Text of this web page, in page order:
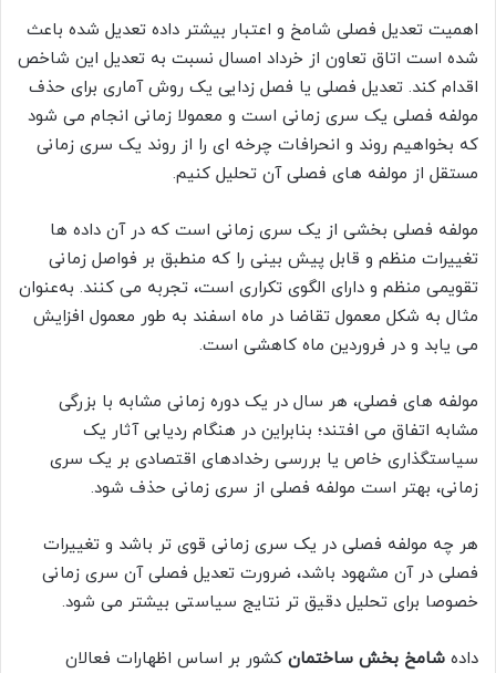
اهمیت تعدیل فصلی شامخ و اعتبار بیشتر داده تعدیل شده باعث
شده است اتاق تعاون از خرداد امسال نسبت به تعدیل این شاخص
اقدام کند. تعدیل فصلی یا فصل زدایی یک روش آماری برای حذف
مولفه فصلی یک سری زمانی است و معمولا زمانی انجام می شود
که بخواهیم روند و انحرافات چرخه ای را از روند یک سری زمانی
مستقل از مولفه های فصلی آن تحلیل کنیم.
مولفه فصلی بخشی از یک سری زمانی است که در آن داده ها
تغییرات منظم و قابل پیش بینی را که منطبق بر فواصل زمانی
تقویمی منظم و دارای الگوی تکراری است، تجربه می کنند. به‌‌‌عنوان
مثال به شکل معمول تقاضا در ماه اسفند به طور معمول افزایش
می یابد و در فروردین ماه کاهشی است.
مولفه های فصلی، هر سال در یک دوره زمانی مشابه با بزرگی
مشابه اتفاق می افتند؛ بنابراین در هنگام ردیابی آثار یک
سیاستگذاری خاص یا بررسی رخدادهای اقتصادی بر یک سری
زمانی، بهتر است مولفه فصلی از سری زمانی حذف شود.
هر چه مولفه فصلی در یک سری زمانی قوی تر باشد و تغییرات
فصلی در آن مشهود باشد، ضرورت تعدیل فصلی آن سری زمانی
خصوصا برای تحلیل دقیق تر نتایج سیاستی بیشتر می شود.
داده شامخ بخش ساختمان کشور بر اساس اظهارات فعالان